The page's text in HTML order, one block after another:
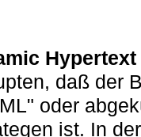
daß der
oder
ist. In